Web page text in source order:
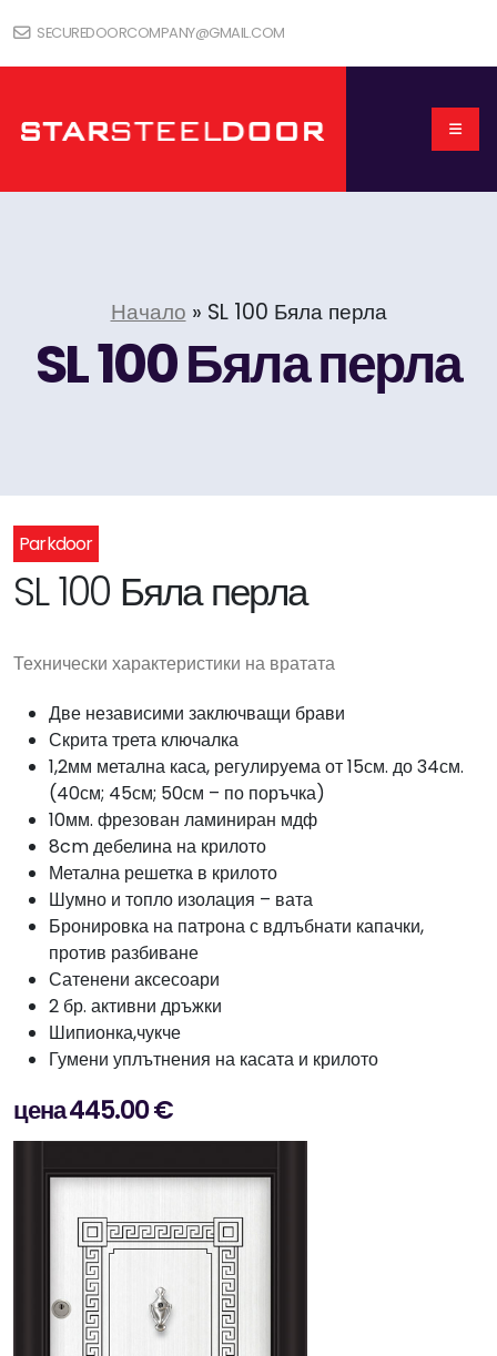
SECUREDOORCOMPANY@GMAIL.COM
Начало » SL 100 Бяла перла
SL 100 Бяла перла
Parkdoor
SL 100 Бяла перла
Технически характеристики на вратата
Две независими заключващи брави
Скрита трета ключалка
1,2мм метална каса, регулируема от 15см. до 34см.
(40см; 45см; 50см – по поръчка)
10мм. фрезован ламиниран мдф
8cm дебелина на крилото
Метална решетка в крилото
Шумно и топло изолация – вата
Бронировка на патрона с вдлъбнати капачки,
против разбиване
Сатенени аксесоари
2 бр. активни дръжки
Шипионка,чукче
Гумени уплътнения на касата и крилото
цена 445.00 €